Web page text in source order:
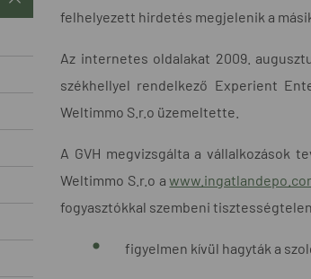
felhelyezett hirdetés megjelenik a
Az internetes oldalakat 2009.
székhellyel rendelkező Experient
Weltimmo S.r.o üzemeltette.
A GVH megvizsgálta a vállalkozások
Weltimmo S.r.o a
fogyasztókkal szembeni
figyelmen kívül hagyták a